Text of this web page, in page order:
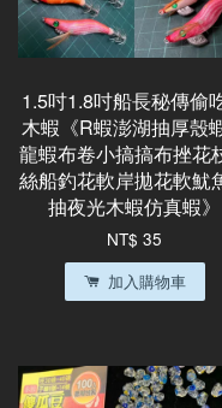
1.5吋1.8吋船長秘傳偷
木蝦《R蝦澎湖抽厚殼
龍蝦布卷小搞搞布挫花
絲船釣花軟岸拋花軟魷
抽夜光木蝦仿真蝦》
NT$ 35
加入購物車